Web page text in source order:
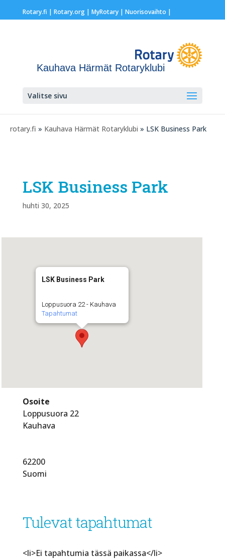
Rotary.fi | Rotary.org| MyRotary | Nuorisovaihto |
Kauhava Härmät Rotaryklubi
Valitse sivu
rotary.fi » Kauhava Härmät Rotaryklubi » LSK Business Park
LSK Business Park
huhti 30, 2025
LSK Business Park
Loppusuora 22 - Kauhava
Tapahtumat
Osoite
Loppusuora 22
Kauhava
62200
Suomi
Tulevat tapahtumat
<li>Ei tapahtumia tässä paikassa</li>